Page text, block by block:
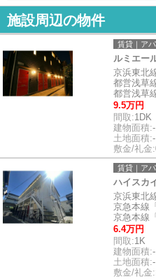
施設周辺の物件
賃貸｜アパ
ルミエー
京浜東北
都営浅草
都営浅草
9.5万円
間取:1DK
建物面積:
土地面積:
敷金/礼金:
賃貸｜アパ
ハイスカ
京浜東北
京急本線
京急本線
6.4万円
間取:1K
建物面積:
土地面積:
敷金/礼金: